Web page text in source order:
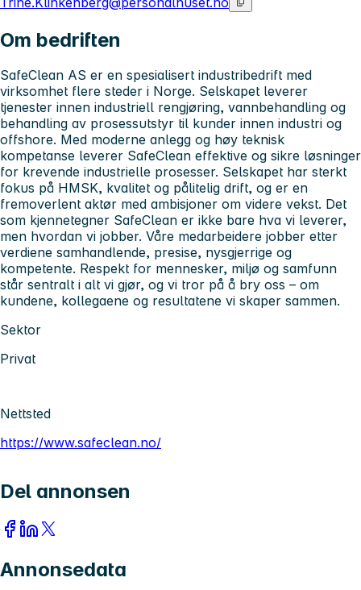
Om bedriften
SafeClean AS er en spesialisert industribedrift med
virksomhet flere steder i Norge. Selskapet leverer
tjenester innen industriell rengjøring, vannbehandling og
behandling av prosessutstyr til kunder innen industri og
offshore. Med moderne anlegg og høy teknisk
kompetanse leverer SafeClean effektive og sikre løsninger
for krevende industrielle prosesser. Selskapet har sterkt
fokus på HMSK, kvalitet og pålitelig drift, og er en
fremoverlent aktør med ambisjoner om videre vekst. Det
som kjennetegner SafeClean er ikke bare hva vi leverer,
men hvordan vi jobber. Våre medarbeidere jobber etter
verdiene samhandlende, presise, nysgjerrige og
kompetente. Respekt for mennesker, miljø og samfunn
står sentralt i alt vi gjør, og vi tror på å bry oss – om
kundene, kollegaene og resultatene vi skaper sammen.
Sektor
Privat
Nettsted
https://www.safeclean.no/
Del annonsen
Annonsedata